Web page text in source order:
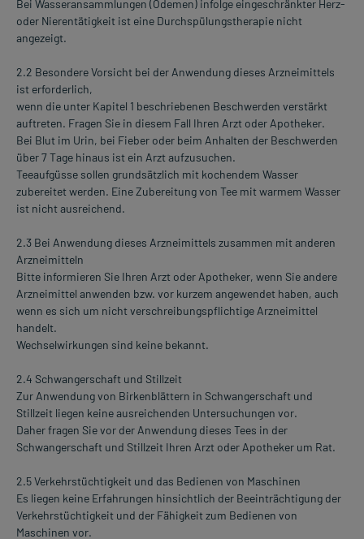
Bei Wasseransammlungen (Ödemen) infolge eingeschränkter Herz-
oder Nierentätigkeit ist eine Durchspülungstherapie nicht
angezeigt.
2.2 Besondere Vorsicht bei der Anwendung dieses Arzneimittels
ist erforderlich,
wenn die unter Kapitel 1 beschriebenen Beschwerden verstärkt
auftreten. Fragen Sie in diesem Fall Ihren Arzt oder Apotheker.
Bei Blut im Urin, bei Fieber oder beim Anhalten der Beschwerden
über 7 Tage hinaus ist ein Arzt aufzusuchen.
Teeaufgüsse sollen grundsätzlich mit kochendem Wasser
zubereitet werden. Eine Zubereitung von Tee mit warmem Wasser
ist nicht ausreichend.
2.3 Bei Anwendung dieses Arzneimittels zusammen mit anderen
Arzneimitteln
Bitte informieren Sie Ihren Arzt oder Apotheker, wenn Sie andere
Arzneimittel anwenden bzw. vor kurzem angewendet haben, auch
wenn es sich um nicht verschreibungspflichtige Arzneimittel
handelt.
Wechselwirkungen sind keine bekannt.
2.4 Schwangerschaft und Stillzeit
Zur Anwendung von Birkenblättern in Schwangerschaft und
Stillzeit liegen keine ausreichenden Untersuchungen vor.
Daher fragen Sie vor der Anwendung dieses Tees in der
Schwangerschaft und Stillzeit Ihren Arzt oder Apotheker um Rat.
2.5 Verkehrstüchtigkeit und das Bedienen von Maschinen
Es liegen keine Erfahrungen hinsichtlich der Beeinträchtigung der
Verkehrstüchtigkeit und der Fähigkeit zum Bedienen von
Maschinen vor.